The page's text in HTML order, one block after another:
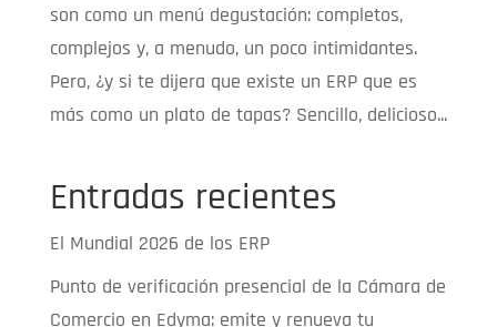
son como un menú degustación: completos,
complejos y, a menudo, un poco intimidantes.
Pero, ¿y si te dijera que existe un ERP que es
más como un plato de tapas? Sencillo, delicioso...
Entradas recientes
El Mundial 2026 de los ERP
Punto de verificación presencial de la Cámara de
Comercio en Edyma: emite y renueva tu